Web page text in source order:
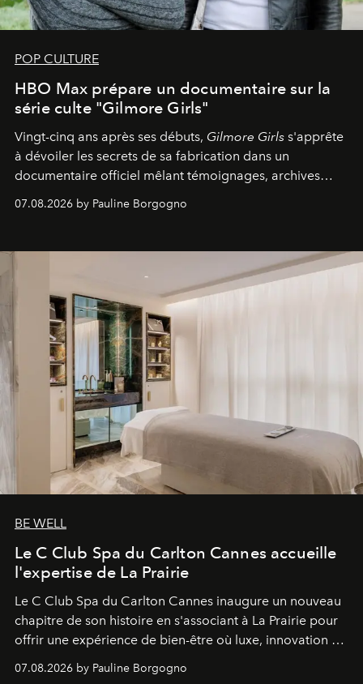
POP CULTURE
HBO Max prépare un documentaire sur la
série culte "Gilmore Girls"
Vingt-cinq ans après ses débuts, Gilmore Girls s'apprête
à dévoiler les secrets de sa fabrication dans un
documentaire officiel mêlant témoignages, archives
générationnel.
07.08.2026 by Pauline Borgogno
BE WELL
Le C Club Spa du Carlton Cannes accueille
l'expertise de La Prairie
Le C Club Spa du Carlton Cannes inaugure un nouveau
chapitre de son histoire en s'associant à La Prairie pour
offrir une expérience de bien-être où luxe, innovation et
07.08.2026 by Pauline Borgogno